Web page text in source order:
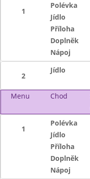
1
Polévka
Jídlo
Příloha
Doplněk
Nápoj
2
Jídlo
Menu Chod
1
Polévka
Jídlo
Příloha
Doplněk
Nápoj